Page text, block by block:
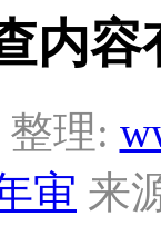
内容
整理:
审 来